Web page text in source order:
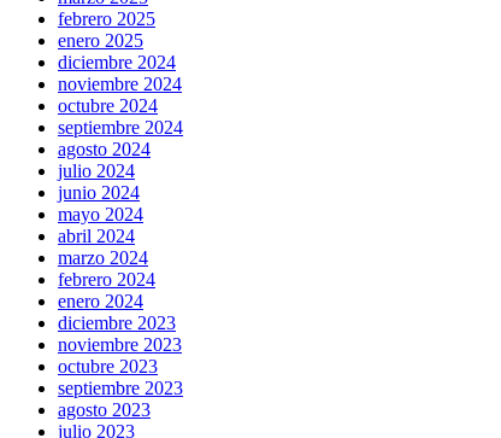
febrero 2025
enero 2025
diciembre 2024
noviembre 2024
octubre 2024
septiembre 2024
agosto 2024
julio 2024
junio 2024
mayo 2024
abril 2024
marzo 2024
febrero 2024
enero 2024
diciembre 2023
noviembre 2023
octubre 2023
septiembre 2023
agosto 2023
julio 2023